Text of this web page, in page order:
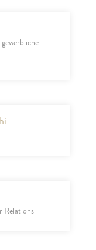
Relations